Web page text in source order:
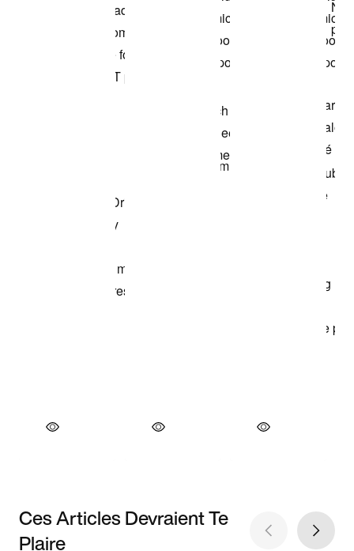
Ces Articles Devraient Te
Plaire